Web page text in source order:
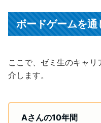
ボードゲームを
ここで、ゼミ生のキャ
介します。
Aさんの10年間